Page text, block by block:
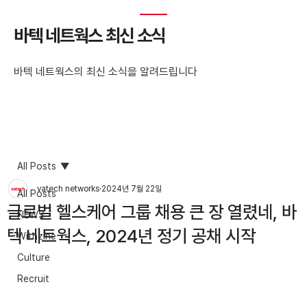
​바텍 네트웍스 최신 소식
바텍 네트웍스의 최신 소식을 알려드립니다
All Posts
NEWS
Withzine
Culture
Recruit
All Posts
글로벌 헬스케어 그룹 채용 큰 장 열렸네, 바
텍 네트웍스, 2024년 정기 공채 시작
vatech networks 2024년 7월 22일